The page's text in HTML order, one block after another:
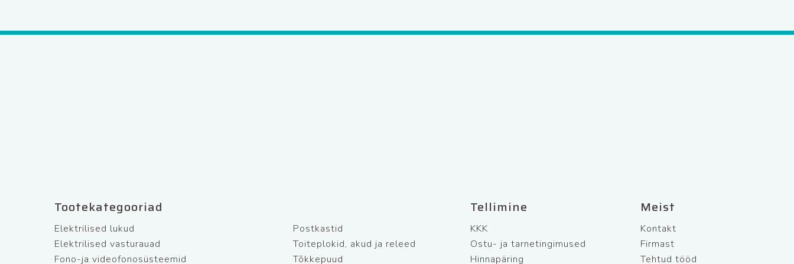
Tootekategooriad
Elektrilised lukud
Elektrilised vasturauad
Fono-ja videofonosüsteemid
Postkastid
Toiteplokid, akud ja releed
Tõkkepuud
Tellimine
KKK
Ostu- ja tarnetingimused
Hinnapäring
Meist
Kontakt
Firmast
Tehtud tööd